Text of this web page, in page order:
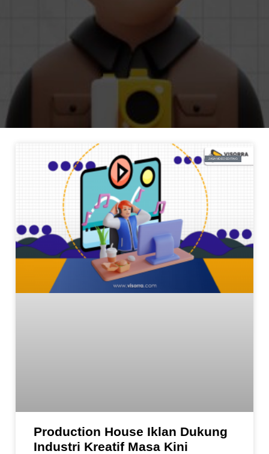
JASA VIDEO EDITING
Production House Iklan Dukung
Industri Kreatif Masa Kini